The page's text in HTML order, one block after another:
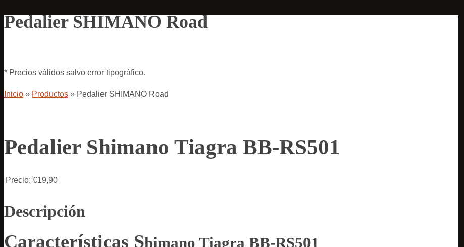
Pedalier SHIMANO Road
* Precios válidos salvo error tipográfico.
Inicio » Productos » Pedalier SHIMANO Road
Pedalier Shimano Tiagra BB-RS501
Precio: €19,90
Descripción
Características Shimano Tiagra BB-RS501